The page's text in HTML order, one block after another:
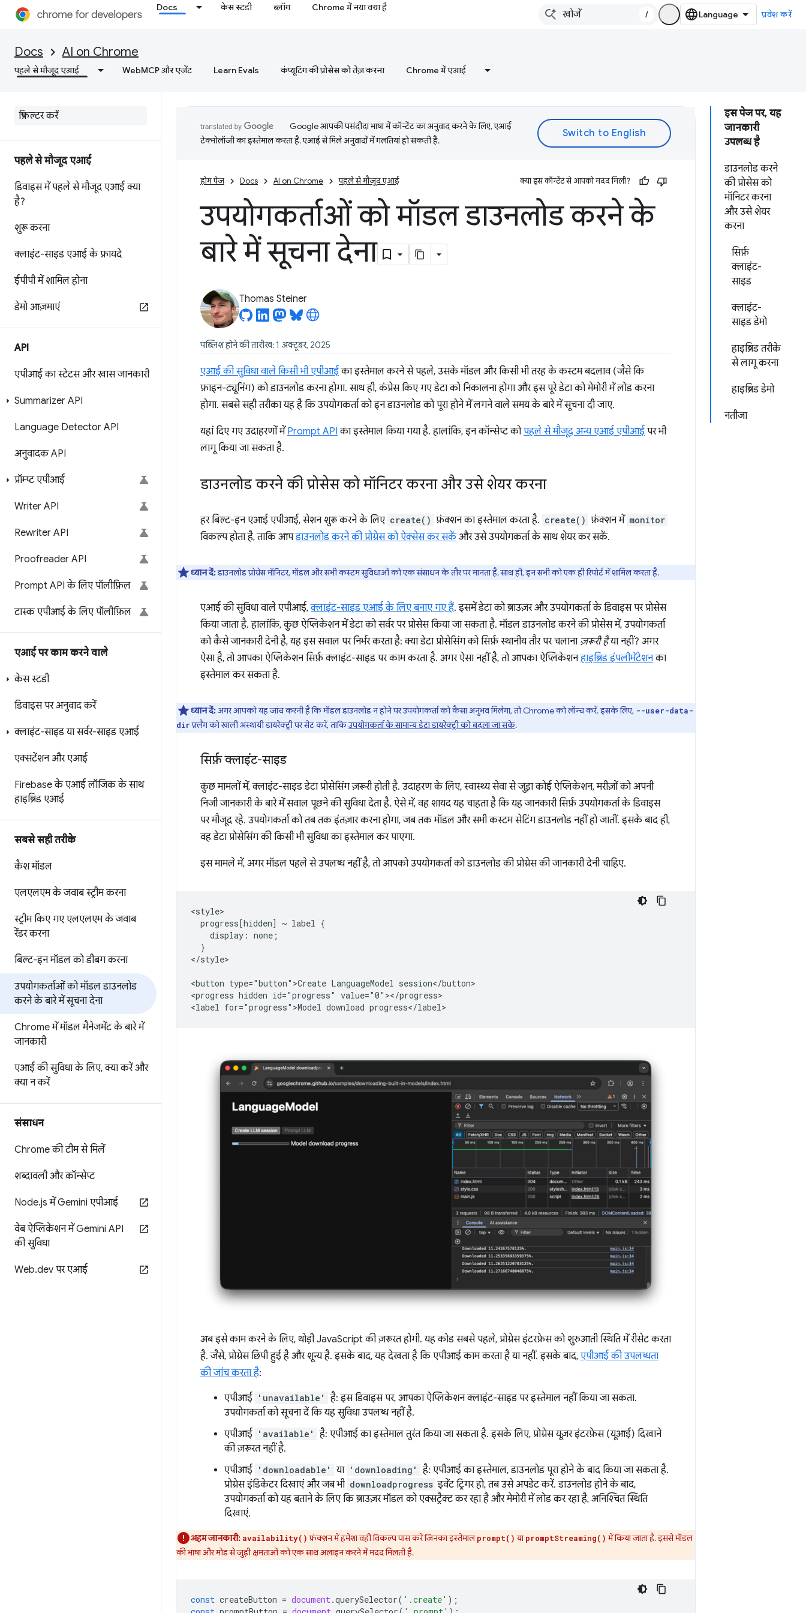
Docs केस स्टडी ब्लॉग Chrome में नया क्या है
/ प्रवेश करें
Docs AI on Chrome
पहले से मौजूद एआई WebMCP और एजेंट Learn Evals कंप्यूटिंग की प्रोसेस को तेज़ करना Chrome में एआई
पहले से मौजूद एआई
डिवाइस में पहले से मौजूद एआई क्या
है?
शुरू करना
क्लाइंट-साइड एआई के फ़ायदे
ईपीपी में शामिल होना
डेमो आज़माएं
API
एपीआई का स्टेटस और खास जानकारी
Summarizer API
Language Detector API
अनुवादक API
प्रॉम्प्ट एपीआई
Writer API
Rewriter API
Proofreader API
Prompt API के लिए पॉलीफ़िल
टास्क एपीआई के लिए पॉलीफ़िल
एआई पर काम करने वाले
केस स्टडी
डिवाइस पर अनुवाद करें
क्लाइंट-साइड या सर्वर-साइड एआई
एक्सटेंशन और एआई
Firebase के एआई लॉजिक के साथ
हाइब्रिड एआई
सबसे सही तरीके
कैश मॉडल
एलएलएम के जवाब स्ट्रीम करना
स्ट्रीम किए गए एलएलएम के जवाब
रेंडर करना
बिल्ट-इन मॉडल को डीबग करना
उपयोगकर्ताओं को मॉडल डाउनलोड
करने के बारे में सूचना देना
Chrome में मॉडल मैनेजमेंट के बारे में
जानकारी
एआई की सुविधा के लिए,क्या करें और
क्या न करें
संसाधन
Chrome की टीम से मिलें
शब्दावली और कॉन्सेप्ट
Node.js में Gemini एपीआई
वेब ऐप्लिकेशन में Gemini API
की सुविधा
Web.dev पर एआई
इस पेज पर, यह
जानकारी
उपलब्ध है
डाउनलोड करने
की प्रोसेस को
मॉनिटर करना
और उसे शेयर
करना
सिर्फ़
क्लाइंट-
साइड
क्लाइंट-
साइड डेमो
हाइब्रिड तरीके
से लागू करना
हाइब्रिड डेमो
नतीजा
Google आपकी पसंदीदा भाषा में कॉन्टेंट का अनुवाद करने के लिए, एआई
टेक्नोलॉजी का इस्तेमाल करता है. एआई से मिले अनुवादों में गलतियां हो सकती हैं.
होम पेज Docs AI on Chrome पहले से मौजूद एआई क्या इस कॉन्टेंट से आपको मदद मिली?
उपयोगकर्ताओं को मॉडल डाउनलोड करने के
बारे में सूचना देना
Thomas Steiner
पब्लिश होने की तारीख: 1 अक्टूबर, 2025
एआई की सुविधा वाले किसी भी एपीआईका इस्तेमाल करने से पहले, उसके मॉडल और किसी भी तरह के कस्टम बदलाव (जैसे कि
फ़ाइन-ट्यूनिंग) को डाउनलोड करना होगा. साथ ही, कंप्रेस किए गए डेटा को निकालना होगा और इस पूरे डेटा को मेमोरी में लोड करना
होगा. सबसे सही तरीका यह है कि उपयोगकर्ता को इन डाउनलोड को पूरा होने में लगने वाले समय के बारे में सूचना दी जाए.
यहां दिए गए उदाहरणों में Prompt API का इस्तेमाल किया गया है. हालांकि, इन कॉन्सेप्ट कोपहले से मौजूद अन्य एआई एपीआई पर भी
लागू किया जा सकता है.
डाउनलोड करने की प्रोसेस को मॉनिटर करना और उसे शेयर करना
हर बिल्ट-इन एआई एपीआई, सेशन शुरू करने के लिए create() फ़ंक्शन का इस्तेमाल करता है. create() फ़ंक्शन में monitor
विकल्प होता है, ताकि आपडाउनलोड करने की प्रोग्रेस को ऐक्सेस कर सकेंऔर उसे उपयोगकर्ता के साथ शेयर कर सकें.
ध्यान दें:डाउनलोड प्रोग्रेस मॉनिटर, मॉडल और सभी कस्टम सुविधाओं को एक संसाधन के तौर पर मानता है. साथ ही, इन सभी को एक ही रिपोर्ट में शामिल करता है.
एआई की सुविधा वाले एपीआई,क्लाइंट-साइड एआई के लिए बनाए गए हैं. इसमें डेटा को ब्राउज़र और उपयोगकर्ता के डिवाइस पर प्रोसेस
किया जाता है. हालांकि, कुछ ऐप्लिकेशन में डेटा को सर्वर पर प्रोसेस किया जा सकता है. मॉडल डाउनलोड करने की प्रोसेस में, उपयोगकर्ता
को कैसे जानकारी देनी है, यह इस सवाल पर निर्भर करता है: क्या डेटा प्रोसेसिंग को सिर्फ़ स्थानीय तौर पर चलाना ज़रूरी हैया नहीं? अगर
ऐसा है, तो आपका ऐप्लिकेशन सिर्फ़ क्लाइंट-साइड पर काम करता है. अगर ऐसा नहीं है, तो आपका ऐप्लिकेशनहाइब्रिड इंपलीमेंटेशनका
इस्तेमाल कर सकता है.
ध्यान दें:अगर आपको यह जांच करनी है कि मॉडल डाउनलोड न होने पर उपयोगकर्ता को कैसा अनुभव मिलेगा, तो Chrome को लॉन्च करें. इसके लिए, --user-data-
dirफ़्लैग को खाली अस्थायी डायरेक्ट्री पर सेट करें, ताकिउपयोगकर्ता के सामान्य डेटा डायरेक्ट्री को बदला जा सके.
सिर्फ़ क्लाइंट-साइड
कुछ मामलों में, क्लाइंट-साइड डेटा प्रोसेसिंग ज़रूरी होती है. उदाहरण के लिए, स्वास्थ्य सेवा से जुड़ा कोई ऐप्लिकेशन, मरीज़ों को अपनी
निजी जानकारी के बारे में सवाल पूछने की सुविधा देता है. ऐसे में, वह शायद यह चाहता है कि यह जानकारी सिर्फ़ उपयोगकर्ता के डिवाइस
पर मौजूद रहे. उपयोगकर्ता को तब तक इंतज़ार करना होगा, जब तक मॉडल और सभी कस्टम सेटिंग डाउनलोड नहीं हो जातीं. इसके बाद ही,
वह डेटा प्रोसेसिंग की किसी भी सुविधा का इस्तेमाल कर पाएगा.
इस मामले में, अगर मॉडल पहले से उपलब्ध नहीं है, तो आपको उपयोगकर्ता को डाउनलोड की प्रोग्रेस की जानकारी देनी चाहिए.
<style>
  progress[hidden] ~ label {
    display: none;
  }
</style>
<button type="button">Create LanguageModel session</button>
<progress hidden id="progress" value="0"></progress>
अब इसे काम करने के लिए, थोड़ी JavaScript की ज़रूरत होगी. यह कोड सबसे पहले, प्रोग्रेस इंटरफ़ेस को शुरुआती स्थिति में रीसेट करता
है. जैसे, प्रोग्रेस छिपी हुई है और शून्य है. इसके बाद, यह देखता है कि एपीआई काम करता है या नहीं. इसके बाद, एपीआई की उपलब्धता
की जांच करता है:
एपीआई 'unavailable' है: इस डिवाइस पर, आपका ऐप्लिकेशन क्लाइंट-साइड पर इस्तेमाल नहीं किया जा सकता.
उपयोगकर्ता को सूचना दें कि यह सुविधा उपलब्ध नहीं है.
एपीआई 'available' है: एपीआई का इस्तेमाल तुरंत किया जा सकता है. इसके लिए, प्रोग्रेस यूज़र इंटरफ़ेस (यूआई) दिखाने
की ज़रूरत नहीं है.
एपीआई 'downloadable' या 'downloading' है: एपीआई का इस्तेमाल, डाउनलोड पूरा होने के बाद किया जा सकता है.
प्रोग्रेस इंडिकेटर दिखाएं और जब भी downloadprogress इवेंट ट्रिगर हो, तब उसे अपडेट करें. डाउनलोड होने के बाद,
उपयोगकर्ता को यह बताने के लिए कि ब्राउज़र मॉडल को एक्सट्रैक्ट कर रहा है और मेमोरी में लोड कर रहा है, अनिश्चित स्थिति
दिखाएं.
अहम जानकारी: availability() फ़ंक्शन में हमेशा वही विकल्प पास करें जिनका इस्तेमालprompt() याpromptStreaming() में किया जाता है. इससे मॉडल
की भाषा और मोड से जुड़ी क्षमताओं को एक साथ अलाइन करने में मदद मिलती है.
const createButton = document.querySelector( '.create' );